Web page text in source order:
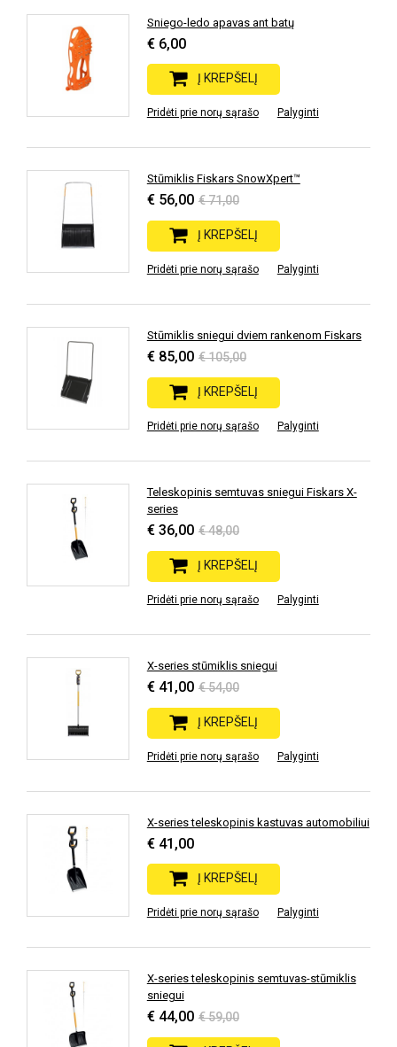
Sniego-ledo apavas ant batų
€ 6,00
Į KREPŠELĮ
Pridėti prie norų sąrašo Palyginti
Stūmiklis Fiskars SnowXpert™
€ 56,00 € 71,00
Į KREPŠELĮ
Pridėti prie norų sąrašo Palyginti
Stūmiklis sniegui dviem rankenom Fiskars
€ 85,00 € 105,00
Į KREPŠELĮ
Pridėti prie norų sąrašo Palyginti
Teleskopinis semtuvas sniegui Fiskars X-
series
€ 36,00 € 48,00
Į KREPŠELĮ
Pridėti prie norų sąrašo Palyginti
X-series stūmiklis sniegui
€ 41,00 € 54,00
Į KREPŠELĮ
Pridėti prie norų sąrašo Palyginti
X-series teleskopinis kastuvas automobiliui
€ 41,00
Į KREPŠELĮ
Pridėti prie norų sąrašo Palyginti
X-series teleskopinis semtuvas-stūmiklis
sniegui
€ 44,00 € 59,00